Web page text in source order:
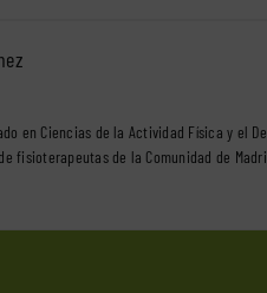
en Ciencias de la Actividad Física y el
fisioterapeutas de la Comunidad de